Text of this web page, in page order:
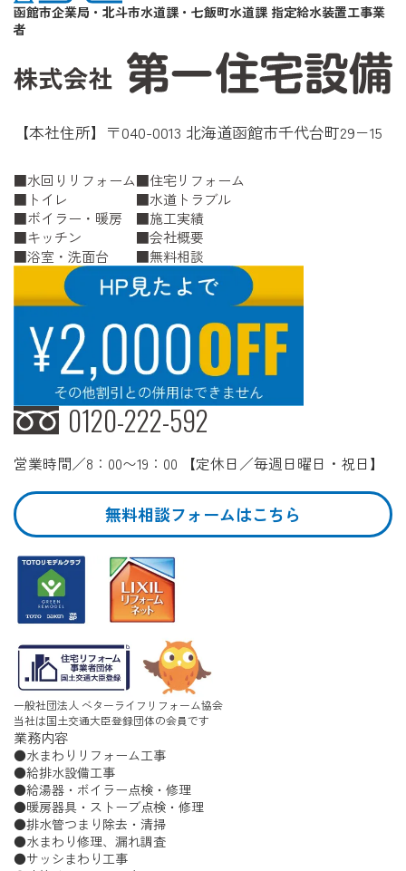
函館市企業局・北斗市水道課・七飯町水道課 指定給水装置工事業
者
【本社住所】〒040-0013 北海道函館市千代台町29−15
水回りリフォーム
トイレ
ボイラー・暖房
キッチン
浴室・洗面台
住宅リフォーム
水道トラブル
施工実績
会社概要
無料相談
0120-222-592
営業時間／8：00〜19：00 【定休日／毎週日曜日・祝日】
無料相談フォームはこちら
一般社団法人 ベターライフリフォーム協会
当社は国土交通大臣登録団体の会員です
業務内容
水まわりリフォーム工事
給排水設備工事
給湯器・ボイラー点検・修理
暖房器具・ストーブ点検・修理
排水管つまり除去・清掃
水まわり修理、漏れ調査
サッシまわり工事